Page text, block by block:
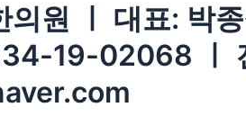
의원 ㅣ 대표: 박
19-02068 ㅣ